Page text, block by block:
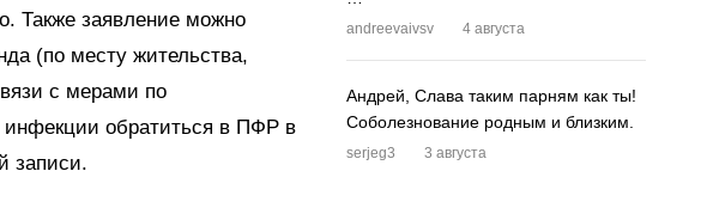
Также заявление можно
(по месту жительства,
с мерами по
инфекции обратиться в ПФР в
записи.
andreevaivsv 4 августа
Андрей, Слава таким парням как ты!
Соболезнование родным и близким.
serjeg3 3 августа